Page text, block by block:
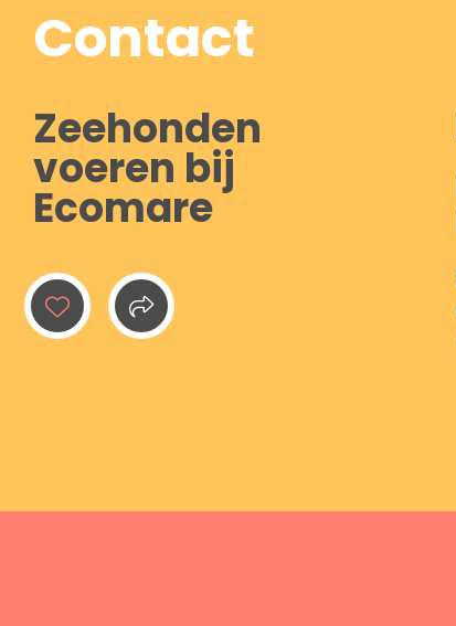
Contact
Zeehonden
voeren bij
Ecomare